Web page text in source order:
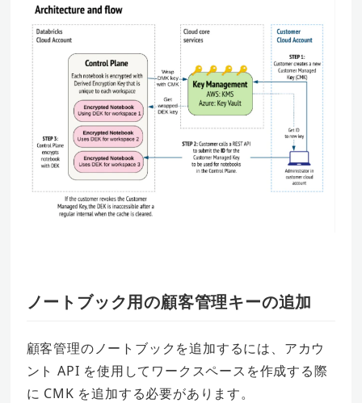
ノートブック用の顧客管理キーの追加
顧客管理のノートブックを追加するには、アカウ
ント API を使用してワークスペースを作成する際
に CMK を追加する必要があります。